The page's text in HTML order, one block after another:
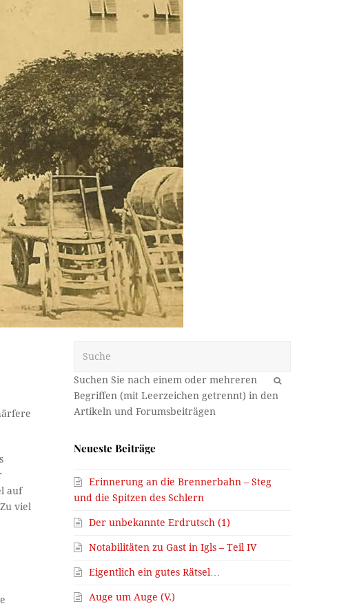
auf
viel
OK
Neueste Beiträge
Erinnerung an die Brennerbahn – Steg
und die Spitzen des Schlern
Der unbekannte Erdrutsch (1)
Notabilitäten zu Gast in Igls – Teil IV
Eigentlich ein gutes Rätsel…
Auge um Auge (V.)